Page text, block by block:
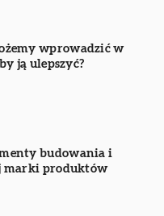
wprowadzić w
ją ulepszyć?
budowania i
marki produktów